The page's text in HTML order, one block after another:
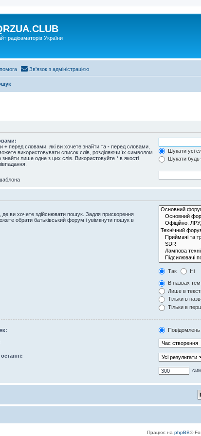
радіоаматорів України
Зв'язок з адміністрацією
+ перед словами, які ви хочете знайти та - перед словами,
використовувати список слів, розділяючи їх символом
лише одне з цих слів. Використовуйте * в якості
Шукати усі
Шукати
ви хочете здійснювати пошук. Задля прискорення
обрати батьківський форум і увімкнути пошук в
Так Ні
В назвах тем
Лише в
Тільки в
Тільки в
Повідомлень
Працює на phpBB®